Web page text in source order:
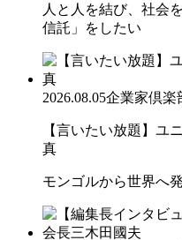
人と人を結び、社会
信託」をしたい
2026.08.05企業家倶楽
【言いたい放題】ユ
真
モンゴルから世界へ